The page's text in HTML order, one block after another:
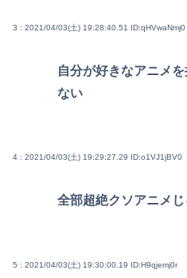
3 : 2021/04/03(土) 19:28:40.51 ID:qHVwaNmj0
自分が好きなアニメ
ない
4 : 2021/04/03(土) 19:29:27.29 ID:o1VJ1jBV0
全部超絶クソアニメじ
5 : 2021/04/03(土) 19:30:00.19 ID:H9qjemj0r